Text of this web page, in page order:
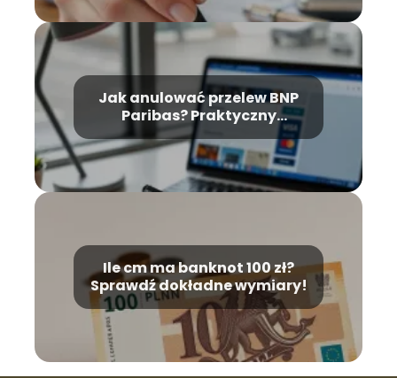
Jak anulować przelew BNP
Paribas? Praktyczny
przewodnik krok po kroku
Ile cm ma banknot 100 zł?
Sprawdź dokładne wymiary!